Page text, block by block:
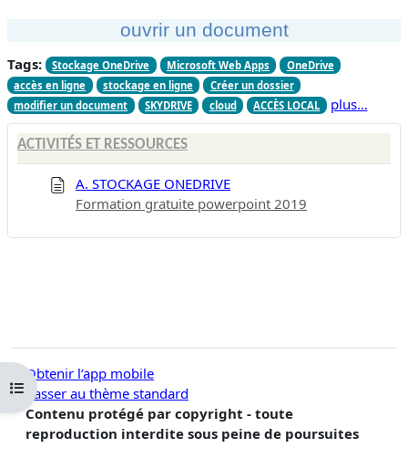
Ouvrir l’index du cours
ouvrir un document
Tags: Stockage OneDrive Microsoft Web Apps
OneDrive
accès en ligne
stockage en ligne
Créer un dossier
modifier un document
SKYDRIVE cloud ACCÈS LOCAL plus…
ACTIVITÉS ET RESSOURCES
A. STOCKAGE ONEDRIVE
Formation gratuite powerpoint 2019
Obtenir l’app mobile
Passer au thème standard
Contenu protégé par copyright - toute
reproduction interdite sous peine de poursuites